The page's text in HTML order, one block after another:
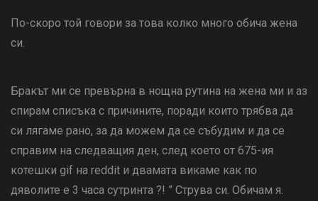
По-скоро той говори за това колко много обича жена
си.
Бракът ми се превърна в нощна рутина на жена ми и аз
спирам списъка с причините, поради които трябва да
си лягаме рано, за да можем да се събудим и да се
справим на следващия ден, след което от 675-ия
котешки gif на reddit и двамата викаме как по
дяволите е 3 часа сутринта ?! ” Струва си. Обичам я.